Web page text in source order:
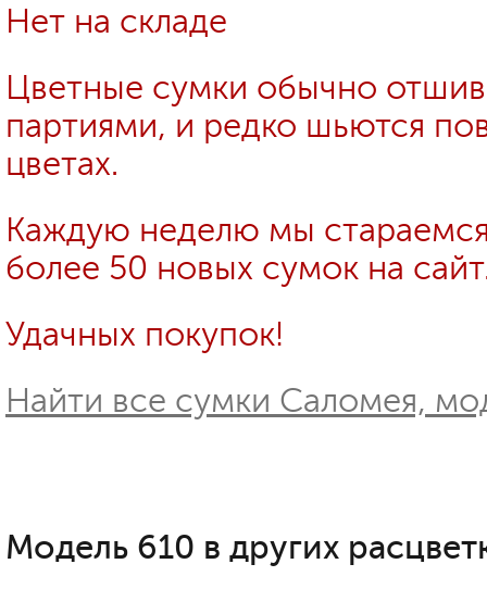
Нет на складе
Цветные сумки обычно
партиями, и редко шьются
цветах.
Каждую неделю мы
более 50 новых сумок на
Удачных покупок!
Найти все сумки Саломея,
Модель 610 в других